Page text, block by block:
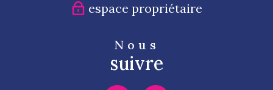
espace propriétaire
Nous
suivre